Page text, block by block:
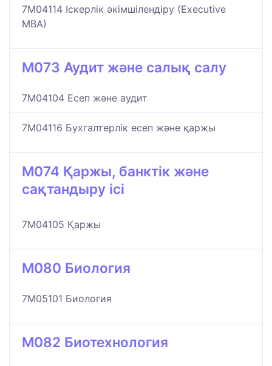
7M04114 Іскерлік әкімшілендіру (Еxecutive
МВА)
M073 Аудит және салық салу
7M04104 Есеп және аудит
7M04116 Бухгалтерлік есеп және қаржы
M074 Қаржы, банктік және
сақтандыру ісі
7M04105 Қаржы
M080 Биология
7M05101 Биология
M082 Биотехнология